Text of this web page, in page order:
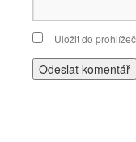
Uložit do